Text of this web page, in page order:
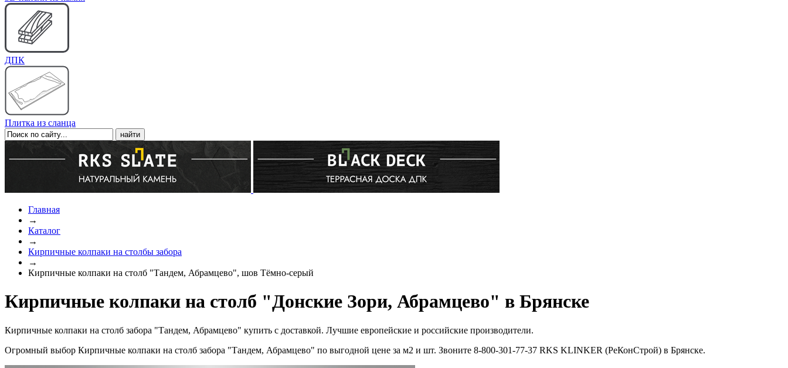
ДПК
Плитка из сланца
Главная
→
Каталог
→
Кирпичные колпаки на столбы забора
→
Кирпичные колпаки на столб "Тандем, Абрамцево", шов Тёмно-серый
Кирпичные колпаки на столб "Донские Зори, Абрамцево" в Брянске
Кирпичные колпаки на столб забора "Тандем, Абрамцево" купить с доставкой. Лучшие европейские и российские производители.
Огромный выбор Кирпичные колпаки на столб забора "Тандем, Абрамцево" по выгодной цене за м2 и шт. Звоните 8-800-301-77-37 RKS KLINKER (РеКонСтрой) в Брянске.